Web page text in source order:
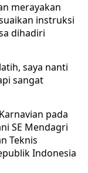
merayakan
instruksi
dihadiri
saya nanti
sangat
pada
SE Mendagri
Teknis
Indonesia